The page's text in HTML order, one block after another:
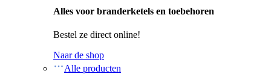
Alles voor branderketels en toebehoren
Bestel ze direct online!
Naar de shop
Alle producten